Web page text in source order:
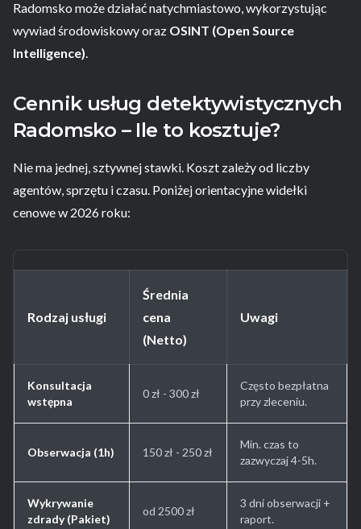
Radomsko może działać natychmiastowo, wykorzystując
wywiad środowiskowy oraz OSINT (Open Source
Intelligence).
Cennik usług detektywistycznych
Radomsko – Ile to kosztuje?
Nie ma jednej, sztywnej stawki. Koszt zależy od liczby
agentów, sprzętu i czasu. Poniżej orientacyjne widełki
cenowe w 2026 roku:
Rodzaj usługi
Średnia
cena
(Netto)
Uwagi
Konsultacja
wstępna
0 zł - 300 zł
Często bezpłatna
przy zleceniu.
Obserwacja (1h) 150 zł - 250 zł
Min. czas to
zazwyczaj 4-5h.
Wykrywanie
zdrady (Pakiet)
od 2500 zł
3 dni obserwacji +
raport.